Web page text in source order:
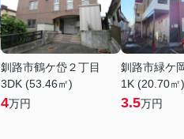
釧路市鶴ケ岱２丁目
3DK (53.46㎡)
4万円
釧路市緑ケ
1K (20.70㎡)
3.5万円